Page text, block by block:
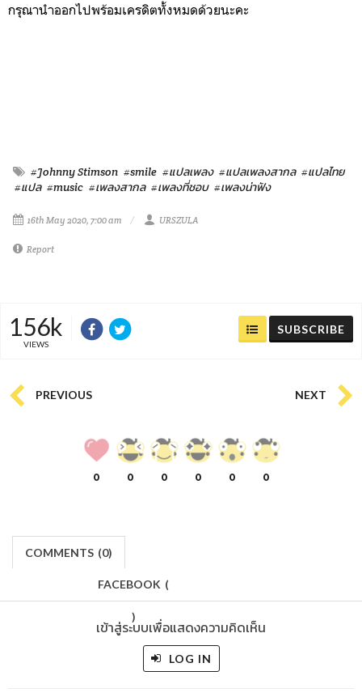
กรุณานำออกไปพร้อมเครดิตทั้งหมดด้วยนะคะ
#Johnny Stimson #smile #แปลเพลง #แปลเพลงสากล #แปลไทย
#แปล #music #เพลงสากล #เพลงที่ชอบ #เพลงน่าฟัง
16th May 2020, 7:00 am URSZULA
Report
156k
VIEWS
SUBSCRIBE
PREVIOUS NEXT
0 0 0 0 0 0
COMMENTS (0)
FACEBOOK (
)
เข้าสู่ระบบเพื่อแสดงความคิดเห็น
LOG IN